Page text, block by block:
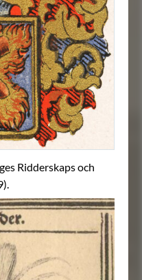
Ridderskaps och